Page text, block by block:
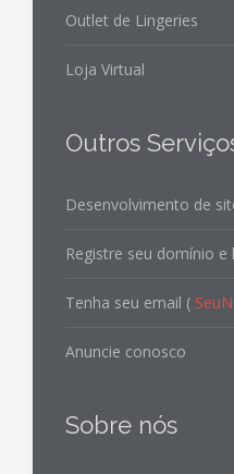
Outlet de Lingeries
Loja Virtual
Outros
Desenvolvimento de
Registre seu domínio e
Tenha seu email (
Anuncie conosco
Sobre nós